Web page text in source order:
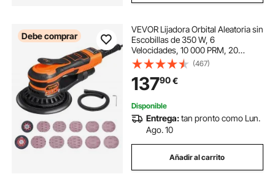
Debe comprar
VEVOR Lijadora Orbital Aleatoria sin
Escobillas de 350 W, 6
Velocidades, 10 000 PRM, 20
Papeles de Lija, Conector para
Polvo y Manguera para Lijado de
Detalles de Carpintería, 255 x 150 x
110 mm
(467)
13790€
Disponible
Entrega:tan pronto como Lun.
Ago. 10
Añadir al carrito